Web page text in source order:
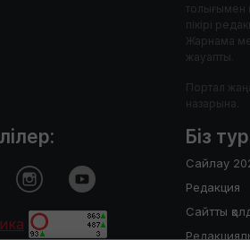
толығымен
пікірі
Жарнама
жауапты.
Портал
назарына.
Біз
Сайлау
Редакция
Сайтты